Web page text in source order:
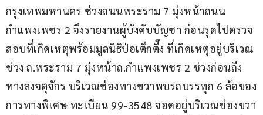
กรุงเทพมหานคร ช่วงถนนพระราม 7 มุ่งหน้าถนน
กำแพงเพชร 2 จึงรายงานผู้บังคับบัญชา ก่อนรุดไปตรวจ
สอบที่เกิดเหตุพร้อมมูลนิธิป่อเต็กตึ๊ง ที่เกิดเหตุอยู่บริเวณ
ช่วง ถ.พระราม 7 มุ่งหน้าถ.กำแพงเพชร 2 ช่วงก่อนถึง
ทางลงจตุจักร บริเวณช่องทางขวาพบรถบรรทุก 6 ล้อของ
การทางพิเศษ ทะเบียน 99-3548 จอดอยู่บริเวณช่องขวา